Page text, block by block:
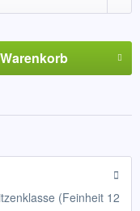
Warenkorb
(Feinheit 12